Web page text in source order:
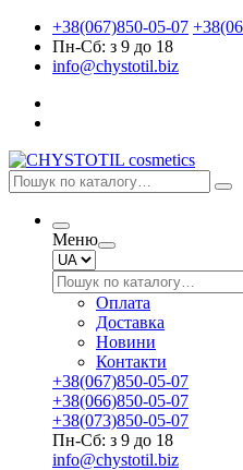
+38(067)850-05-07
Пн-Сб: з 9 до 18
info@chystotil.biz
Меню
Оплата
Доставка
Новини
Контакти
+38(067)850-05-07
+38(066)850-05-07
+38(073)850-05-07
Пн-Сб: з 9 до 18
info@chystotil.biz